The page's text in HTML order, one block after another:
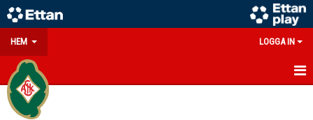
HEM LOGGA IN
GÅ PÅ MATCH